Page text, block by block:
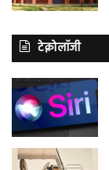
टेक्नोलॉजी